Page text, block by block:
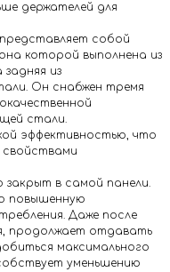
держателей для
представляет собой
которой выполнена из
из
Он снабжен тремя
стали.
эффективностью, что
свойствами
закрыт в самой панели.
повышенную
Даже после
продолжает отдавать
максимального
уменьшению